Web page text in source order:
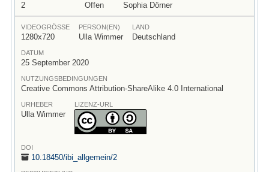
2 Offen Sophia Dörner
VIDEOGRÖSSE
1280x720
PERSON(EN)
Ulla Wimmer
LAND
Deutschland
DATUM
25 September 2020
NUTZUNGSBEDINGUNGEN
Creative Commons Attribution-ShareAlike 4.0 International
URHEBER
Ulla Wimmer
LIZENZ-URL
DOI
10.18450/ibi_allgemein/2